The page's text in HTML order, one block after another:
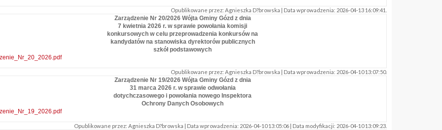
Opublikowane przez: Agnieszka D?browska | Data wprowadzenia: 2026-04-13 16:09:41.
Zarządzenie Nr 20/2026 Wójta Gminy Gózd z dnia
7 kwietnia 2026 r. w sprawie powołania komisji
konkursowych w celu przeprowadzenia konkursów na
kandydatów na stanowiska dyrektorów publicznych
szkół podstawowych
Opublikowane przez: Agnieszka D?browska | Data wprowadzenia: 2026-04-10 13:07:50.
Zarządzenie Nr 19/2026 Wójta Gminy Gózd z dnia
31 marca 2026 r. w sprawie odwołania
dotychczasowego i powołania nowego Inspektora
Ochrony Danych Osobowych
Opublikowane przez: Agnieszka D?browska | Data wprowadzenia: 2026-04-10 13:05:06 | Data modyfikacji: 2026-04-10 13:09:23.